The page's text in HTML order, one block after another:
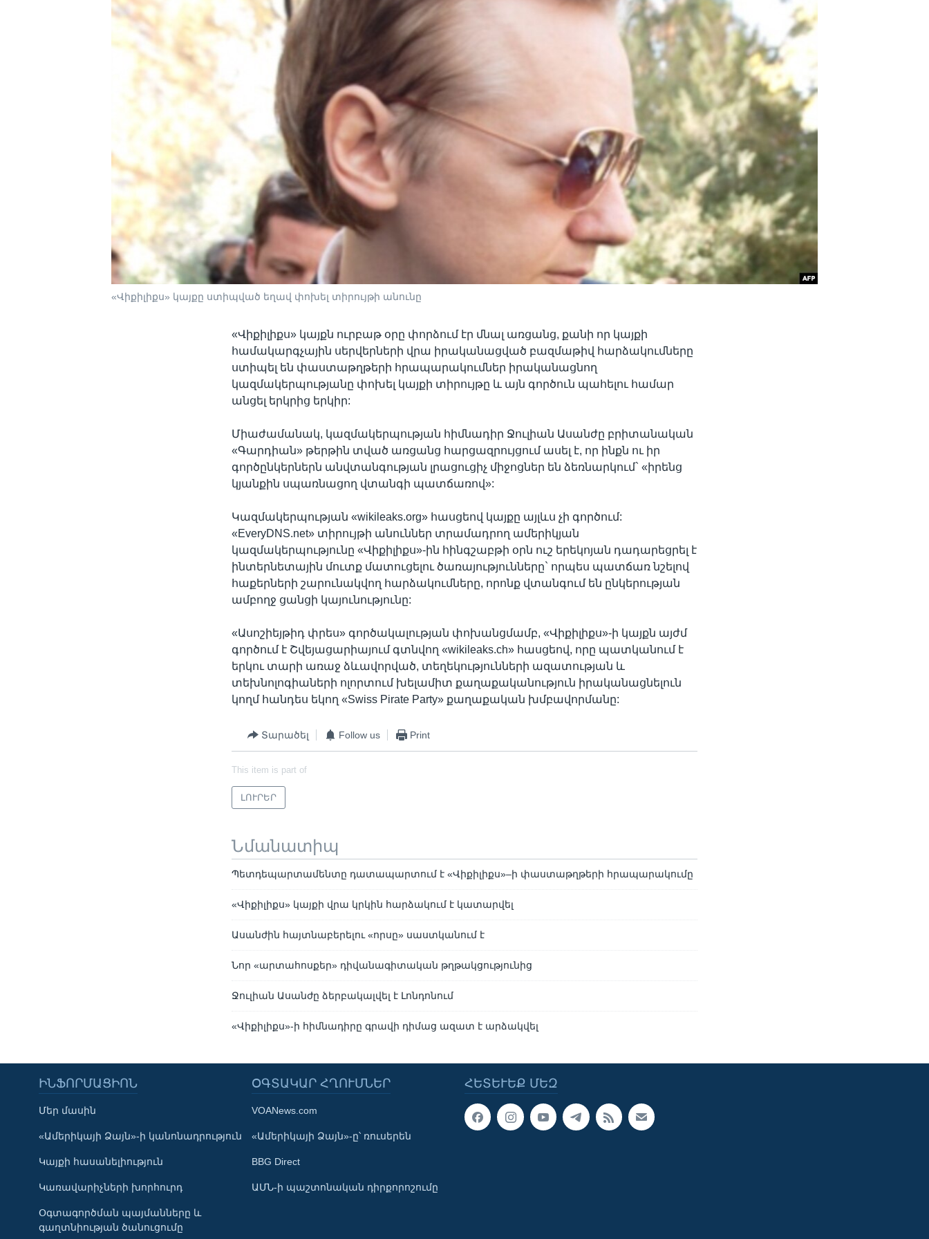
Learning English
ՀԵՏԵՒԵՔ ՄԵԶ
Լեզուներ
«Վիքիլիքս» կայքը ստիպված եղավ փոխել տիրույթի անունը
«Վիքիլիքս» կայքն ուրբաթ օրը փորձում էր մնալ առցանց, քանի որ կայքի
համակարգչային սերվերների վրա իրականացված բազմաթիվ հարձակումները
ստիպել են փաստաթղթերի հրապարակումներ իրականացնող
կազմակերպությանը փոխել կայքի տիրույթը և այն գործուն պահելու համար
անցել երկրից երկիր:
Միաժամանակ, կազմակերպության հիմնադիր Ջուլիան Ասանժը բրիտանական
«Գարդիան» թերթին տված առցանց հարցազրույցում ասել է, որ ինքն ու իր
գործընկերներն անվտանգության լրացուցիչ միջոցներ են ձեռնարկում` «իրենց
կյանքին սպառնացող վտանգի պատճառով»:
Կազմակերպության «wikileaks.org» հասցեով կայքը այլևս չի գործում:
«EveryDNS.net» տիրույթի անուններ տրամադրող ամերիկյան
կազմակերպությունը «Վիքիլիքս»-ին հինգշաբթի օրն ուշ երեկոյան դադարեցրել է
ինտերնետային մուտք մատուցելու ծառայությունները` որպես պատճառ նշելով
հաքերների շարունակվող հարձակումները, որոնք վտանգում են ընկերության
ամբողջ ցանցի կայունությունը:
«Ասոշիեյթիդ փրես» գործակալության փոխանցմամբ, «Վիքիլիքս»-ի կայքն այժմ
գործում է Շվեյացարիայում գտնվող «wikileaks.ch» հասցեով, որը պատկանում է
երկու տարի առաջ ձևավորված, տեղեկությունների ազատության և
տեխնոլոգիաների ոլորտում խելամիտ քաղաքականություն իրականացնելուն
կողմ հանդես եկող «Swiss Pirate Party» քաղաքական խմբավորմանը:
Տարածել Follow us Print
This item is part of
ԼՈՒՐԵՐ
Նմանատիպ
Պետդեպարտամենտը դատապարտում է «Վիքիլիքս»–ի փաստաթղթերի հրապարակումը
«Վիքիլիքս» կայքի վրա կրկին հարձակում է կատարվել
Ասանժին հայտնաբերելու «որսը» սաստկանում է
Նոր «արտահոսքեր» դիվանագիտական թղթակցությունից
Ջուլիան Ասանժը ձերբակալվել է Լոնդոնում
«Վիքիլիքս»-ի հիմնադիրը գրավի դիմաց ազատ է արձակվել
ՀԵՏԵՒԵՔ ՄԵԶ
ԻՆՖՈՐՄԱՑԻՈՆ
Մեր մասին
«Ամերիկայի Ձայն»-ի կանոնադրություն
Կայքի հասանելիություն
Կառավարիչների խորհուրդ
Օգտագործման պայմանները և
գաղտնիության ծանուցումը
ՕԳՏԱԿԱՐ ՀՂՈՒՄՆԵՐ
VOANews.com
«Ամերիկայի Ձայն»-ը՝ ռուսերեն
BBG Direct
ԱՄՆ-ի պաշտոնական դիրքորոշումը